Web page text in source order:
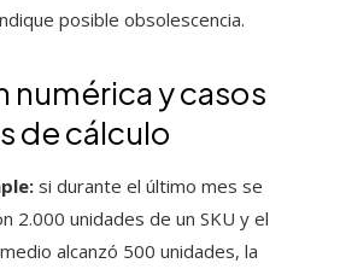
posible obsolescencia.
numérica y casos
de cálculo
si durante el último mes se
2.000 unidades de un SKU y el
alcanzó 500 unidades, la